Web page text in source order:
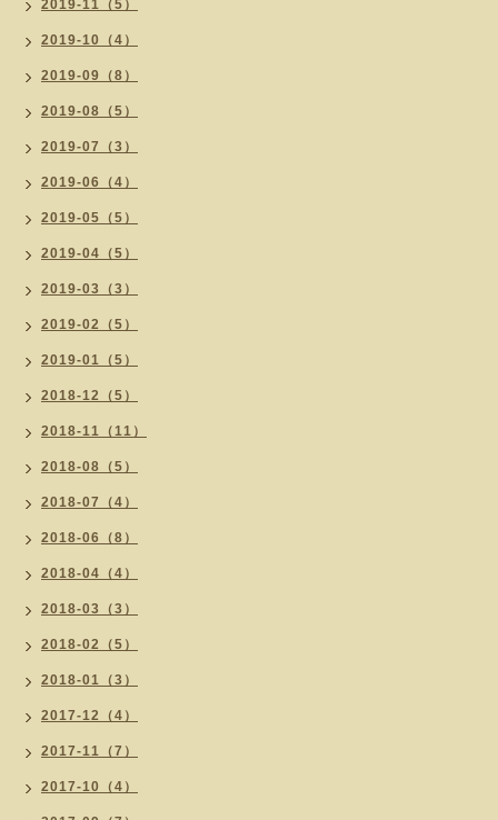
2019-11（5）
2019-10（4）
2019-09（8）
2019-08（5）
2019-07（3）
2019-06（4）
2019-05（5）
2019-04（5）
2019-03（3）
2019-02（5）
2019-01（5）
2018-12（5）
2018-11（11）
2018-08（5）
2018-07（4）
2018-06（8）
2018-04（4）
2018-03（3）
2018-02（5）
2018-01（3）
2017-12（4）
2017-11（7）
2017-10（4）